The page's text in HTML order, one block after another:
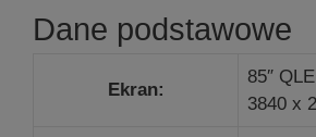
Dane podstawowe
Ekran:
85″
3840 x